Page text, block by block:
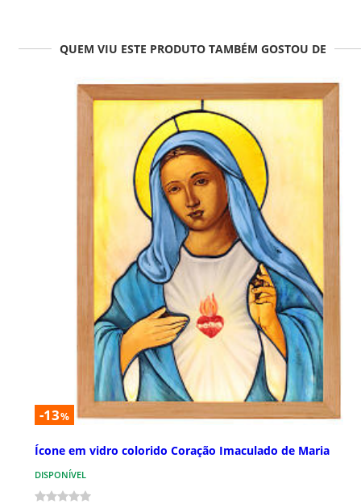
QUEM VIU ESTE PRODUTO TAMBÉM GOSTOU DE
-13%
Ícone em vidro colorido Coração Imaculado de Maria
DISPONÍVEL